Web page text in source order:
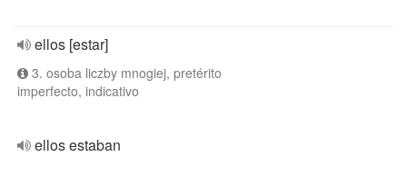
ellos [estar]
3. osoba liczby mnogiej, pretérito
imperfecto, indicativo
ellos estaban